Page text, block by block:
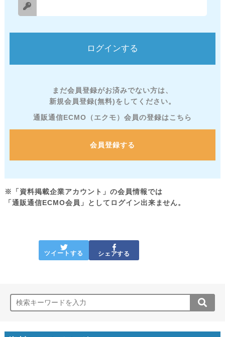
まだ会員登録がお済みでない方は、
新規会員登録(無料)をしてください。
通販通信ECMO（エクモ）会員の登録はこちら
会員登録する
※「資料掲載企業アカウント」の会員情報では
「通販通信ECMO会員」としてログイン出来ません。
ツイートする シェアする